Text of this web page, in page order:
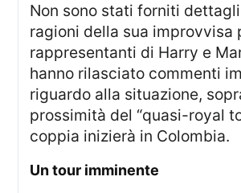
Non sono stati forniti dettagli relativi alle
ragioni della sua improvvisa
rappresentanti di Harry e
hanno rilasciato commenti
riguardo alla situazione,
prossimità del “quasi-royal
coppia inizierà in Colombia.
Un tour imminente